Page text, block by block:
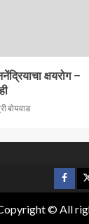
क्षयरोग –
बोयवाड
© All